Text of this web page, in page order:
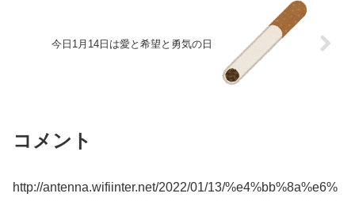
今日1月14日は愛と希望と勇気の日
コメント
http://antenna.wifiinter.net/2022/01/13/%e4%bb%8a%e6%